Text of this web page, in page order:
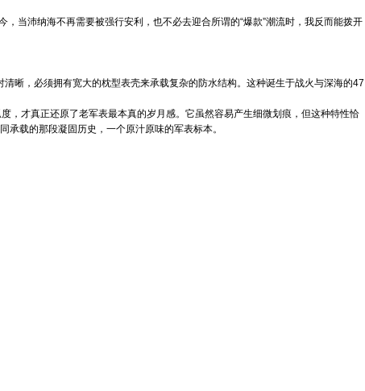
当沛纳海不再需要被强行安利，也不必去迎合所谓的“爆款”潮流时，我反而能拨开
晰，必须拥有宽大的枕型表壳来承载复杂的防水结构。这种诞生于战火与深海的47
，才真正还原了老军表最本真的岁月感。它虽然容易产生细微划痕，但这种特性恰
载的那段凝固历史，一个原汁原味的军表标本。